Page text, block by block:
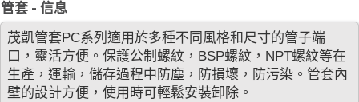
管套 - 信息
茂凱管套PC系列適用於多種不同風格和尺寸的管子端
口，靈活方便。保護公制螺紋，BSP螺紋，NPT螺紋等在
生產，運輸，儲存過程中防塵，防損壞，防污染。管套內
壁的設計方便，使用時可輕鬆安裝卸除。